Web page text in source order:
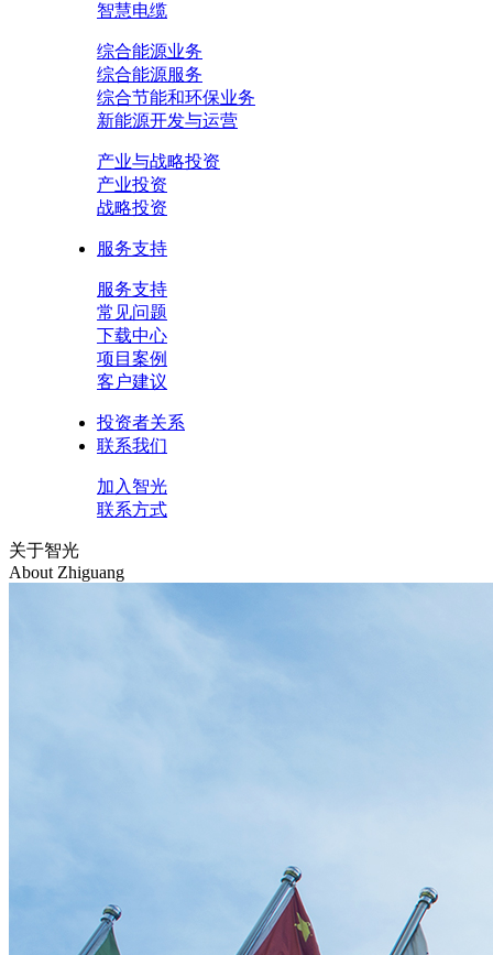
智慧电缆
综合能源业务
综合能源服务
综合节能和环保业务
新能源开发与运营
产业与战略投资
产业投资
战略投资
服务支持
服务支持
常见问题
下载中心
项目案例
客户建议
投资者关系
联系我们
加入智光
联系方式
关于智光
About Zhiguang